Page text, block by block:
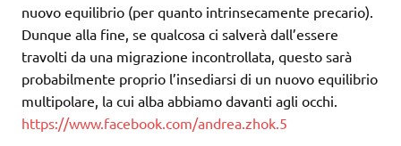
nuovo equilibrio (per quanto intrinsecamente precario).
Dunque alla fine, se qualcosa ci salverà dall’essere
travolti da una migrazione incontrollata, questo sarà
probabilmente proprio l’insediarsi di un nuovo equilibrio
multipolare, la cui alba abbiamo davanti agli occhi.
https://www.facebook.com/andrea.zhok.5